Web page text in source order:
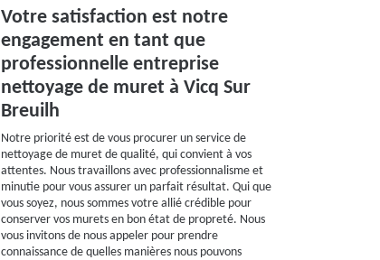
Votre satisfaction est notre
engagement en tant que
professionnelle entreprise
nettoyage de muret à Vicq Sur
Breuilh
Notre priorité est de vous procurer un service de
nettoyage de muret de qualité, qui convient à vos
attentes. Nous travaillons avec professionnalisme et
minutie pour vous assurer un parfait résultat. Qui que
vous soyez, nous sommes votre allié crédible pour
conserver vos murets en bon état de propreté. Nous
vous invitons de nous appeler pour prendre
connaissance de quelles manières nous pouvons